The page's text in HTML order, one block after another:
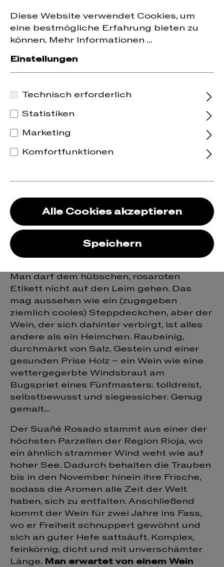
springen
auf die erste Bestellung erhalten.
2020 Suañé
Rosado Rioja
Reserva
Man darf dem hübschen, rosaroten
Etikett nicht auf den Leim gehen. Das
mag aussehen wie ein (zugegeben
ziemlich cooles) Steppdeckchen, aber der
Wein, der sich dahinter verbirgt, ist alles
andere als ein Heimchen. Raubeinig,
durchmärkt von Salz, Gestein und einer
gesunden Prise Holz – ein Wein wie eine
wettergegerbte Windsbraut am
Bugspriet eines Fünfmasters: tolldreist,
selbstbewusst und siegessicher. Genug
gemalt...
Der Suañé Rosado stammt aus einer der
höchsten Parzellen der Region Rioja, wo
ein ähnlich strammer Wind weht wie auf
hoher See. Dadurch behalten die Trauben
bis in den November hinein ihre Frische,
sodass die Aromen alle Zeit der Welt
haben, sich zu entfalten. Anschließend
kommt der Wein für zwei Jahre ins Fass,
wo er Freiheit schnuppert gewöhnt und
sich an guter Hefe sattsäuft. Komplex,
feinkörnig, dicht und mit unverschämter
Länge. Man erwartet von einem Wein
Diese Website verwendet Cookies, um
eine bestmögliche Erfahrung bieten zu
können. Mehr Informationen ...
Einstellungen
Technisch erforderlich
Statistiken
Marketing
Komfortfunktionen
Alle Cookies akzeptieren
Speichern